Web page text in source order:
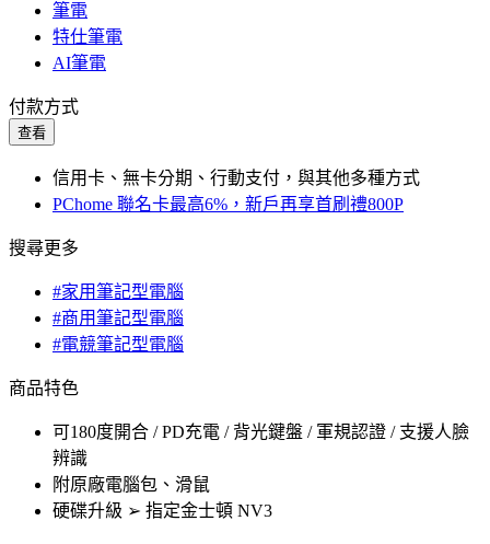
筆電
特仕筆電
AI筆電
付款方式
查看
信用卡、無卡分期、行動支付，與其他多種方式
PChome 聯名卡最高6%，新戶再享首刷禮800P
搜尋更多
#家用筆記型電腦
#商用筆記型電腦
#電競筆記型電腦
商品特色
可180度開合 / PD充電 / 背光鍵盤 / 軍規認證 / 支援人臉
辨識
附原廠電腦包、滑鼠
硬碟升級 ➢ 指定金士頓 NV3